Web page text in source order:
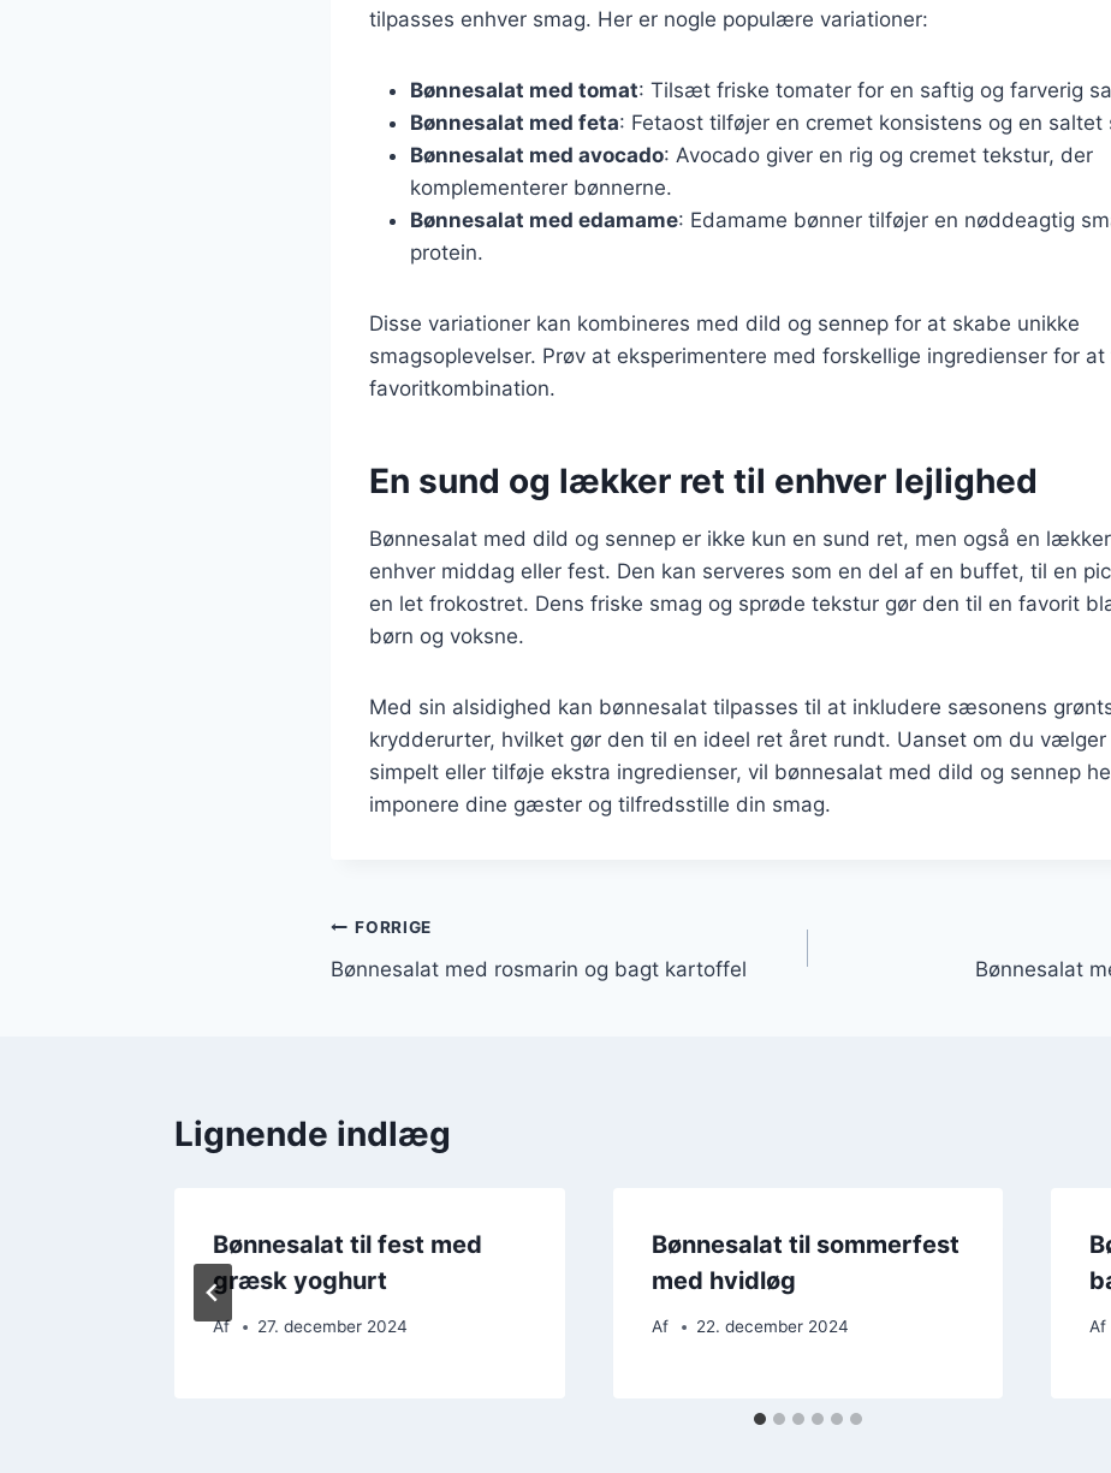
tilpasses enhver smag. Her er nogle populære variationer:
Bønnesalat med tomat: Tilsæt friske tomater for en saftig og farverig
Bønnesalat med feta: Fetaost tilføjer en cremet konsistens og en saltet
Bønnesalat med avocado: Avocado giver en rig og cremet tekstur, der
komplementerer bønnerne.
Bønnesalat med edamame: Edamame bønner tilføjer en nøddeagtig
protein.
Disse variationer kan kombineres med dild og sennep for at skabe unikke
smagsoplevelser. Prøv at eksperimentere med forskellige ingredienser for
favoritkombination.
En sund og lækker ret til enhver lejlighed
Bønnesalat med dild og sennep er ikke kun en sund ret, men også en
enhver middag eller fest. Den kan serveres som en del af en buffet, til en
en let frokostret. Dens friske smag og sprøde tekstur gør den til en favorit
børn og voksne.
Med sin alsidighed kan bønnesalat tilpasses til at inkludere sæsonens
krydderurter, hvilket gør den til en ideel ret året rundt. Uanset om du
simpelt eller tilføje ekstra ingredienser, vil bønnesalat med dild og sennep
imponere dine gæster og tilfredsstille din smag.
Indlægsnavigation
FORRIGE
Bønnesalat med rosmarin og bagt kartoffel Bønnesalat
Lignende indlæg
Bønnesalat til fest med
græsk yoghurt
Af 27. december 2024
Bønnesalat til sommerfest
med hvidløg
Af 22. december 2024 Af